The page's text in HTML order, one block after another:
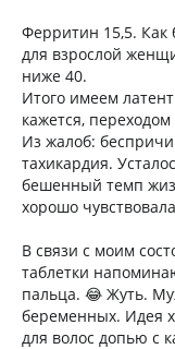
Ферритин 15,5. Как
для взрослой
ниже 40.
Итого имеем
кажется,
Из жалоб:
тахикардия.
бешенный темп
хорошо
В связи с моим
таблетки
пальца. 😂 Жуть.
беременных. Идея
для волос допью с